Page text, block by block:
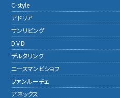
C-style
アドリア
サンリビング
D.V.D
デルタリンク
ニースマンビショフ
ファンルーチェ
アネックス